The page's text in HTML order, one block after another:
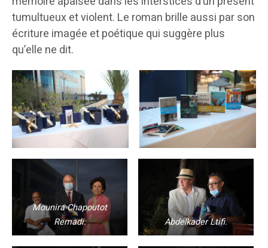
tumultueux et violent. Le roman brille aussi par son
écriture imagée et poétique qui suggère plus
qu’elle ne dit.
Mounira Chapoutot
Remadi.
Abdelkader Ltifi.